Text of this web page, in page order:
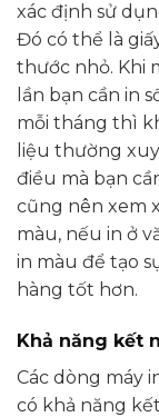
xác định sử
Đó có thể là
thước nhỏ. Khi
lần bạn cần in
mỗi tháng thì
liệu thường
điều mà bạn
cũng nên xem
màu, nếu in ở
in màu để tạo
hàng tốt hơn.
Khả năng kết
Các dòng máy
có khả năng